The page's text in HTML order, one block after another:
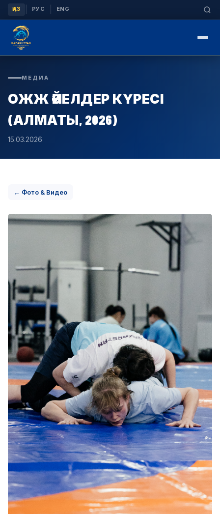
ҚАЗ РУС ENG
МЕДИА
ОЖЖ ӘЙЕЛДЕР КҮРЕСІ
(АЛМАТЫ, 2026)
15.03.2026
← Фото & Видео